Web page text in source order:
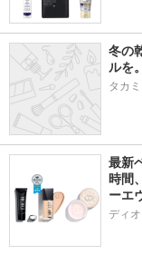
冬の
ルを。
タカミ
最新
時間
ーエ
ディ